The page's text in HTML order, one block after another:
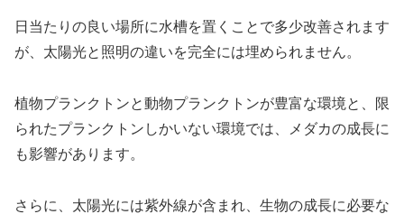
日当たりの良い場所に水槽を置くことで多少改善されます
が、太陽光と照明の違いを完全には埋められません。
植物プランクトンと動物プランクトンが豊富な環境と、限
られたプランクトンしかいない環境では、メダカの成長に
も影響があります。
さらに、太陽光には紫外線が含まれ、生物の成長に必要な